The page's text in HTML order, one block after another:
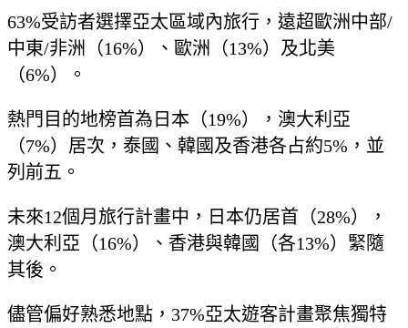
63%受訪者選擇亞太區域內旅行，遠超歐洲中部/
中東/非洲（16%）、歐洲（13%）及北美
（6%）。
熱門目的地榜首為日本（19%），澳大利亞
（7%）居次，泰國、韓國及香港各占約5%，並
列前五。
未來12個月旅行計畫中，日本仍居首（28%），
澳大利亞（16%）、香港與韓國（各13%）緊隨
其後。
儘管偏好熟悉地點，37%亞太遊客計畫聚焦獨特